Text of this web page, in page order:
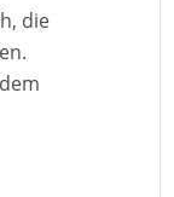
die